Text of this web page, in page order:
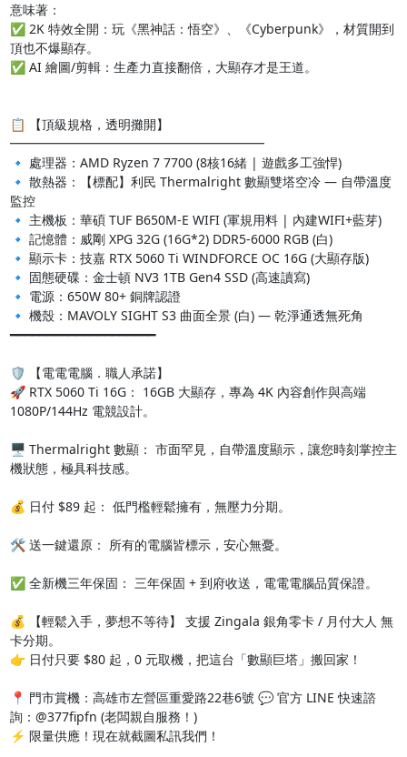
意味著：
✅ 2K 特效全開：玩《黑神話：悟空》、《Cyberpunk》，材質開到
頂也不爆顯存。
✅ AI 繪圖/剪輯：生產力直接翻倍，大顯存才是王道。
📋 【頂級規格，透明攤開】
━━━━━━━━━━━━━━━━━━━━
🔹 處理器：AMD Ryzen 7 7700 (8核16緒 | 遊戲多工強悍)
🔹 散熱器：【標配】利民 Thermalright 數顯雙塔空冷 — 自帶溫度
監控
🔹 主機板：華碩 TUF B650M-E WIFI (軍規用料 | 內建WIFI+藍芽)
🔹 記憶體：威剛 XPG 32G (16G*2) DDR5-6000 RGB (白)
🔹 顯示卡：技嘉 RTX 5060 Ti WINDFORCE OC 16G (大顯存版)
🔹 固態硬碟：金士頓 NV3 1TB Gen4 SSD (高速讀寫)
🔹 電源：650W 80+ 銅牌認證
🔹 機殼：MAVOLY SIGHT S3 曲面全景 (白) — 乾淨通透無死角
━━━━━━━━━━━━━━━━━━━━
🛡️ 【電電電腦．職人承諾】
🚀 RTX 5060 Ti 16G： 16GB 大顯存，專為 4K 內容創作與高端
1080P/144Hz 電競設計。
🖥️ Thermalright 數顯： 市面罕見，自帶溫度顯示，讓您時刻掌控主
機狀態，極具科技感。
💰 日付 $89 起： 低門檻輕鬆擁有，無壓力分期。
🛠️ 送一鍵還原： 所有的電腦皆標示，安心無憂。
✅ 全新機三年保固： 三年保固 + 到府收送，電電電腦品質保證。
💰 【輕鬆入手，夢想不等待】 支援 Zingala 銀角零卡 / 月付大人 無
卡分期。
👉 日付只要 $80 起，0 元取機，把這台「數顯巨塔」搬回家！
📍 門市賞機：高雄市左營區重愛路22巷6號 💬 官方 LINE 快速諮
詢：@377fipfn (老闆親自服務！)
⚡ 限量供應！現在就截圖私訊我們！